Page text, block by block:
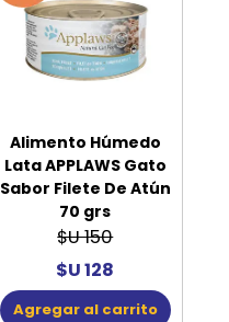
Alimento Húmedo
Lata APPLAWS Gato
Sabor Filete De Atún
70 grs
$U 150
$U 128
Agregar al carrito